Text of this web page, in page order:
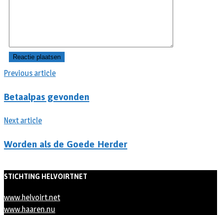
Previous article
Betaalpas gevonden
Next article
Worden als de Goede Herder
STICHTING HELVOIRTNET
www.helvoirt.net
www.haaren.nu